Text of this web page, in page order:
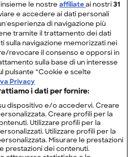
le nostreaffiliateai nostri31
e accedere ai dati personali
di navigazione più
tramite il trattamento dei dati
sulla navigazione memorizzati nei
revocare il consenso e opporsi in
sulla base di un interesse
pulsante “Cookie e scelte
Privacy
i dati per fornire:
dispositivo e/o accedervi. Creare
Creare profili per la
Utilizzare profili per la
Utilizzare profili per la
Misurare le prestazioni
prestazioni dei contenuti.